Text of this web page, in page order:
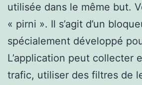
utilisée dans le même but.
« pirni ». Il s’agit d’un
spécialement développé
L’application peut collecter
trafic, utiliser des filtres de